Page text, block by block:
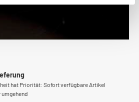
hat Priorität: Sofort verfügbare Artikel